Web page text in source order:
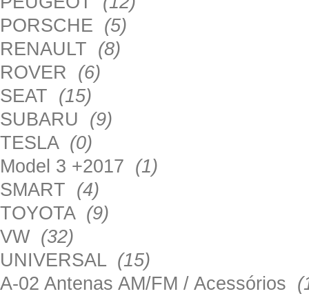
PORSCHE (5)
RENAULT (8)
ROVER (6)
SEAT (15)
SUBARU (9)
TESLA (0)
Model 3 +2017 (1)
SMART (4)
TOYOTA (9)
VW (32)
UNIVERSAL (15)
A-02 Antenas AM/FM / Acessórios